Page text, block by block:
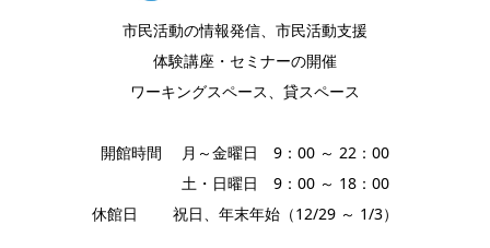
市民活動の情報発信、市民活動支援
体験講座・セミナーの開催
ワーキングスペース、貸スペース
開館時間 月～金曜日 9：00 ～ 22：00
土・日曜日 9：00 ～ 18：00
休館日 祝日、年末年始（12/29 ～ 1/3）